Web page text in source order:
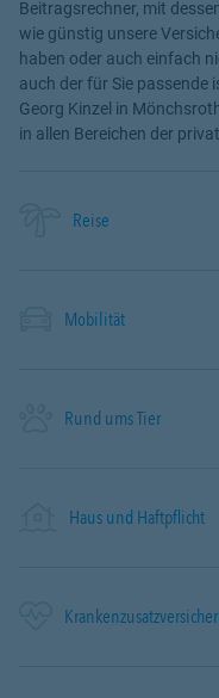
Beitragsrechner, mit
wie günstig unsere
haben oder auch einfach
auch der für Sie passende
Georg Kinzel in
in allen Bereichen der
Reise
Mobilität
Rund ums Tier
Haus und Haftpflicht